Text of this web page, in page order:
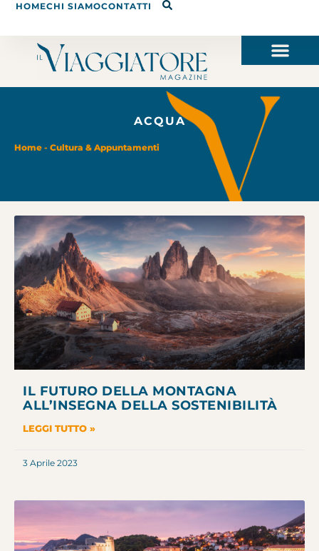
HOMECHI SIAMOCONTATTI
ACQUA
Home - Cultura & Appuntamenti
IL FUTURO DELLA MONTAGNA
ALL’INSEGNA DELLA SOSTENIBILITÀ
LEGGI TUTTO »
3 Aprile 2023